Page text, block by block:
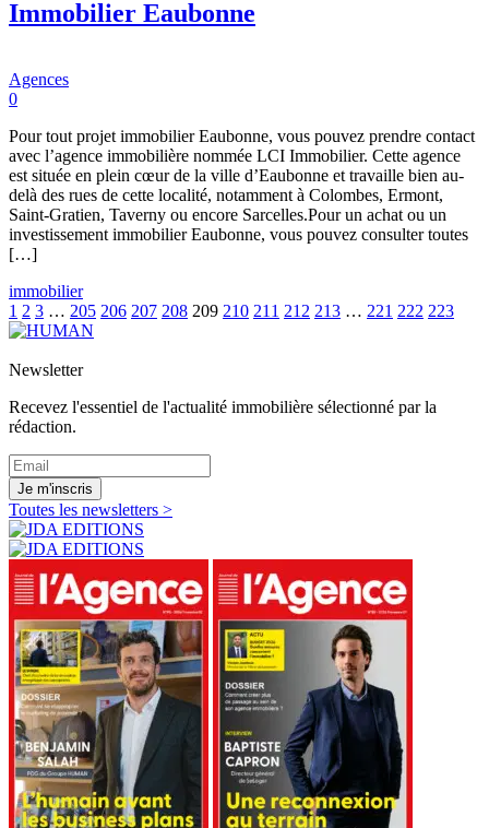
Immobilier Eaubonne
Agences
0
Pour tout projet immobilier Eaubonne, vous pouvez prendre contact
avec l’agence immobilière nommée LCI Immobilier. Cette agence
est située en plein cœur de la ville d’Eaubonne et travaille bien au-
delà des rues de cette localité, notamment à Colombes, Ermont,
Saint-Gratien, Taverny ou encore Sarcelles.Pour un achat ou un
investissement immobilier Eaubonne, vous pouvez consulter toutes
[…]
immobilier
1 2 3 … 205 206 207 208 209 210 211 212 213 … 221 222 223
Newsletter
Recevez l'essentiel de l'actualité immobilière sélectionné par la
rédaction.
Je m'inscris
Toutes les newsletters >